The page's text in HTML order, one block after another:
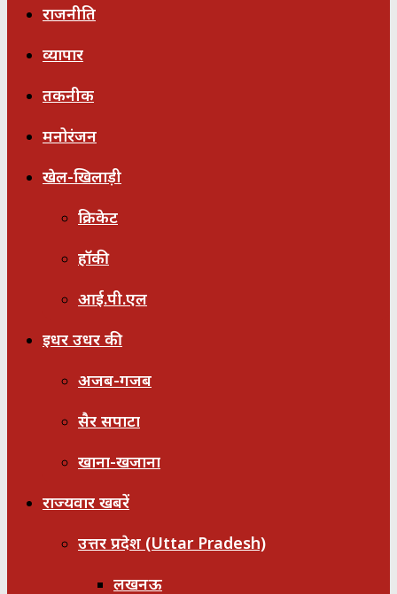
राजनीति
व्यापार
तकनीक
मनोरंजन
खेल-खिलाड़ी
क्रिकेट
हॉकी
आई.पी.एल
इधर उधर की
अजब-गजब
सैर सपाटा
खाना-खजाना
राज्यवार खबरें
उत्तर प्रदेश (Uttar Pradesh)
लखनऊ